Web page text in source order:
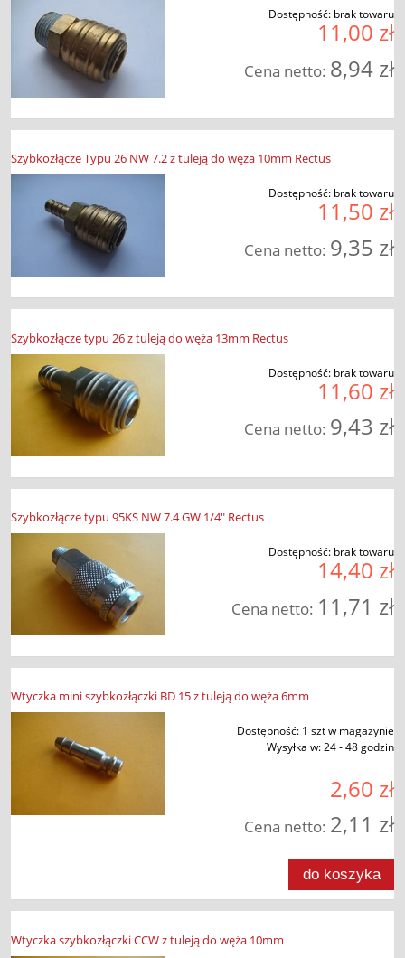
Dostępność: brak towaru
11,00 zł
Cena netto: 8,94 zł
Szybkozłącze Typu 26 NW 7.2 z tuleją do węża 10mm Rectus
Dostępność: brak towaru
11,50 zł
Cena netto: 9,35 zł
Szybkozłącze typu 26 z tuleją do węża 13mm Rectus
Dostępność: brak towaru
11,60 zł
Cena netto: 9,43 zł
Szybkozłącze typu 95KS NW 7.4 GW 1/4" Rectus
Dostępność: brak towaru
14,40 zł
Cena netto: 11,71 zł
Wtyczka mini szybkozłączki BD 15 z tuleją do węża 6mm
Dostępność: 1 szt w magazynie
Wysyłka w:24 - 48 godzin
2,60 zł
Cena netto: 2,11 zł
do koszyka
Wtyczka szybkozłączki CCW z tuleją do węża 10mm